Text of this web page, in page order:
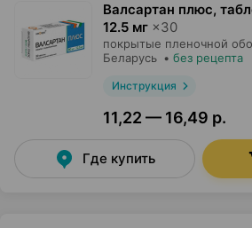
Валсартан плюс,
12.5 мг ×30
покрытые пленочной
Беларусь • без рецепта
Инструкция
11,22 — 16,49 р.
Где купить